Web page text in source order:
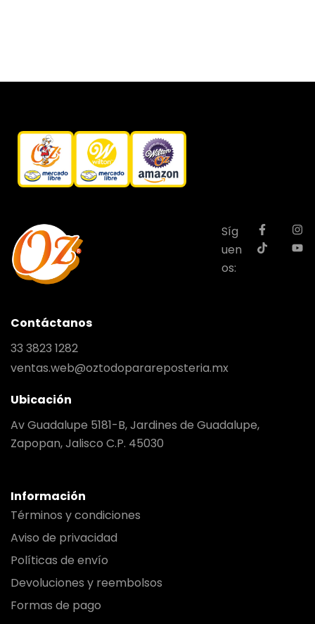
Síg
uen
os:
Contáctanos
33 3823 1282
ventas.web@oztodoparareposteria.mx
Ubicación
Av Guadalupe 5181-B, Jardines de Guadalupe,
Zapopan, Jalisco C.P. 45030
Información
Términos y condiciones
Aviso de privacidad
Políticas de envío
Devoluciones y reembolsos
Formas de pago